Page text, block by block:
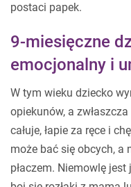
postaci papek.
9-miesięczne
emocjonalny i
W tym wieku dziecko
opiekunów, a
całuje, łapie za ręce i
może bać się obcych, a
płaczem. Niemowlę